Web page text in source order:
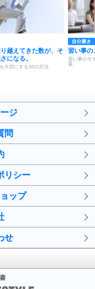
越えてきた数が、そ
になる。
大切にする30の方法
自分磨き
習い事の
習い事のモ
葉
ジ
問
リシー
ップ
せ